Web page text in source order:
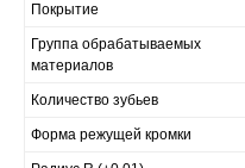
Покрытие
Группа обрабатываемых
материалов
Количество зубьев
Форма режущей кромки